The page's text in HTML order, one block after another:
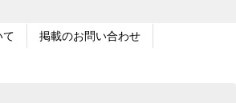
て 掲載のお問い合わせ